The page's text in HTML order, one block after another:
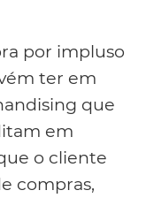
por impluso
ter em
que
em
o cliente
compras,